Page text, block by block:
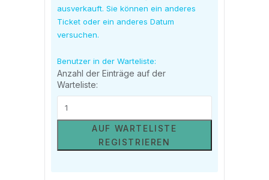
ausverkauft. Sie können ein anderes
Ticket oder ein anderes Datum
versuchen.
Benutzer in der Warteliste:
Anzahl der Einträge auf der
Warteliste:
AUF WARTELISTE
REGISTRIEREN